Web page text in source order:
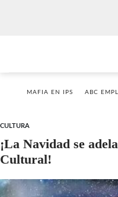
MAFIA EN IPS ABC
CULTURA
¡La Navidad se
Cultural!